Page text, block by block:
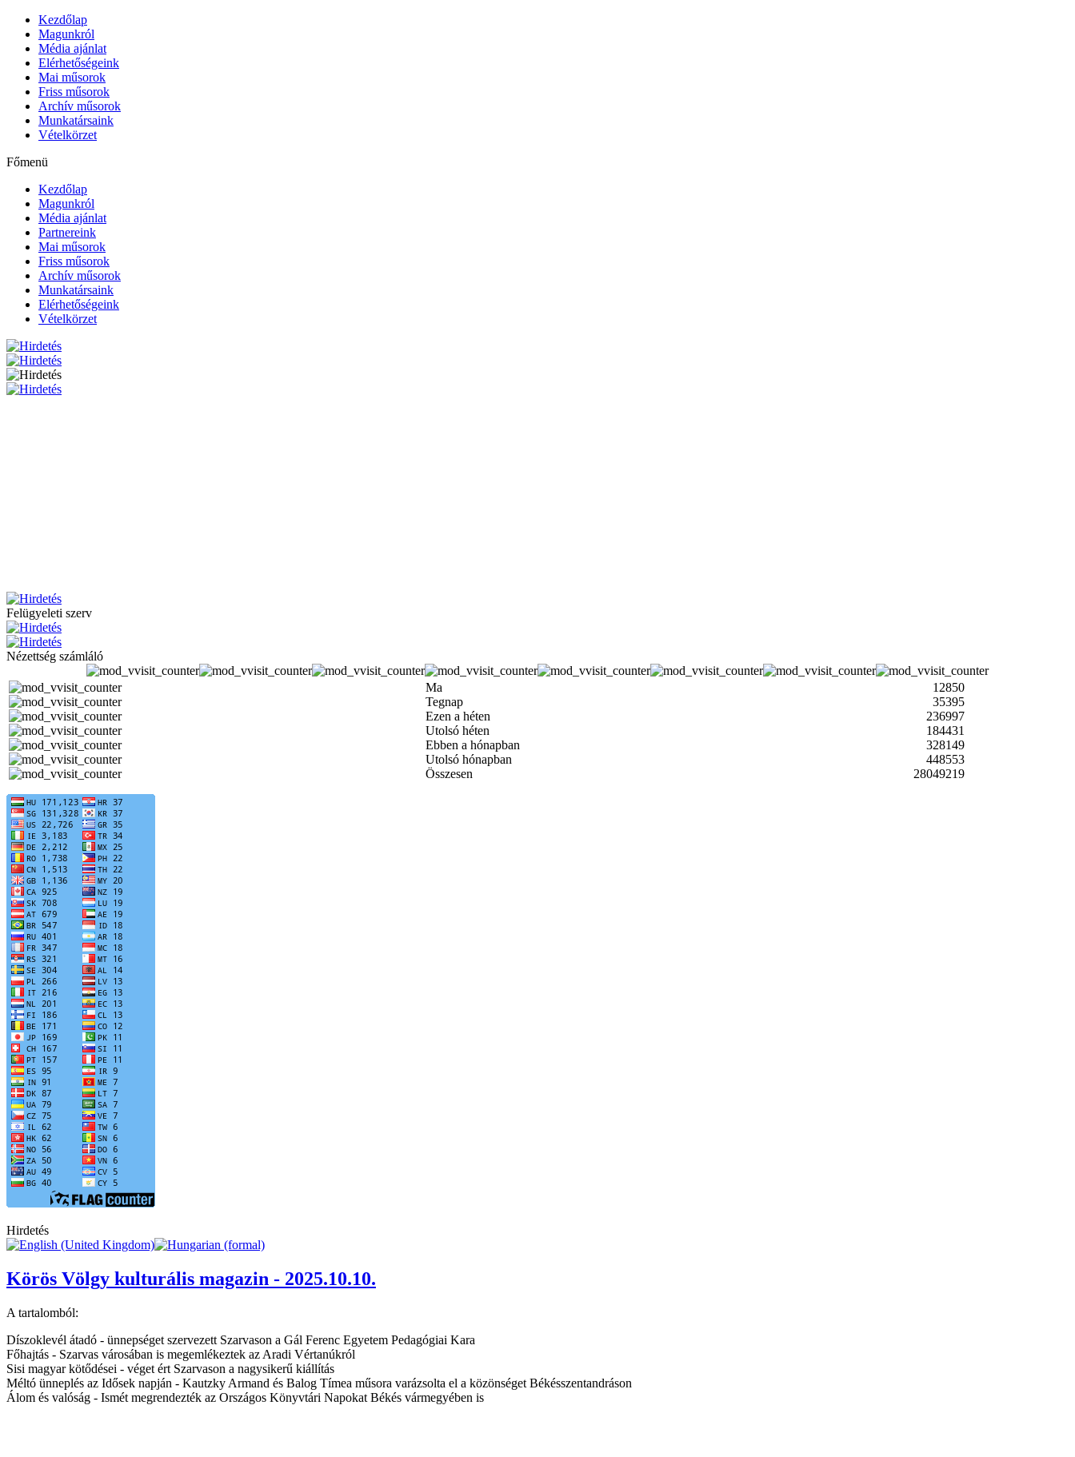
Kezdőlap
Magunkról
Média ajánlat
Elérhetőségeink
Mai műsorok
Friss műsorok
Archív műsorok
Munkatársaink
Vételkörzet
Főmenü
Kezdőlap
Magunkról
Média ajánlat
Partnereink
Mai műsorok
Friss műsorok
Archív műsorok
Munkatársaink
Elérhetőségeink
Vételkörzet
Felügyeleti szerv
Nézettség számláló
Ma
12850
Tegnap
35395
Ezen a héten
236997
Utolsó héten
184431
Ebben a hónapban
328149
Utolsó hónapban
448553
Összesen
28049219
Hirdetés
Körös Völgy kulturális magazin - 2025.10.10.
A tartalomból:
Díszoklevél átadó - ünnepséget szervezett Szarvason a Gál Ferenc Egyetem Pedagógiai Kara
Főhajtás - Szarvas városában is megemlékeztek az Aradi Vértanúkról
Sisi magyar kötődései - véget ért Szarvason a nagysikerű kiállítás
Méltó ünneplés az Idősek napján - Kautzky Armand és Balog Tímea műsora varázsolta el a közönséget Békésszentandráson
Álom és valóság - Ismét megrendezték az Országos Könyvtári Napokat Békés vármegyében is